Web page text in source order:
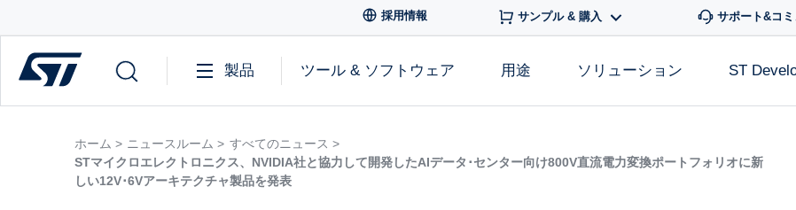
採用情報 サンプル & 購入 サポート&コミ
製品 ツール & ソフトウェア 用途 ソリューション ST
ホーム > ニュースルーム > すべてのニュース >
STマイクロエレクトロニクス、NVIDIA社と協力して開発したAIデータ･センター向け800V直流電力変換ポートフォリオに新
しい12V･6Vアーキテクチャ製品を発表